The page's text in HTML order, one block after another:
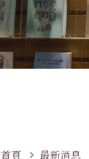
首頁 最新消息